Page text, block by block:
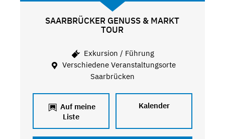
SAARBRÜCKER GENUSS & MARKT
TOUR
Exkursion / Führung
Verschiedene Veranstaltungsorte
Saarbrücken
Auf meine
Liste
Kalender